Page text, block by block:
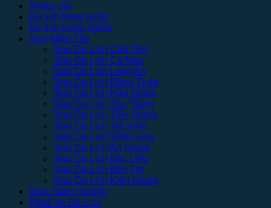
Trang chủ
Du lịch trong nước
Du lịch nước ngoài
Tour Miền Tây
Tour Du Lịch Cần Thơ
Tour Du Lịch Cà Mau
Tour Du Lịch Long An
Tour Du Lịch Đồng Tháp
Tour Du Lịch Hậu Giang
Tour Du Lịch Sóc Trăng
Tour Du Lịch Tiền Giang
Tour Du Lịch Trà Vinh
Tour Du Lịch Vĩnh Long
Tour Du Lịch An Giang
Tour Du Lịch Bạc Liêu
Tour Du Lịch Bến Tre
Tour Du Lịch Kiên Giang
Tour Hành Hương
Thuê Xe Du Lịch